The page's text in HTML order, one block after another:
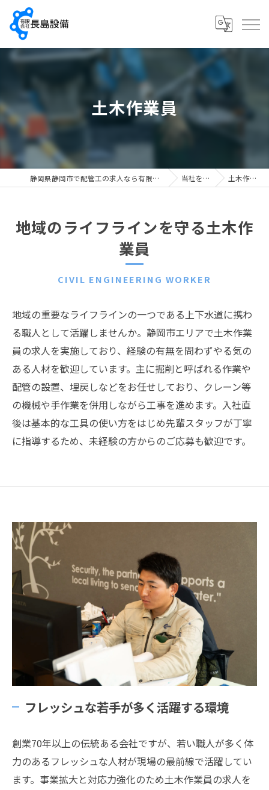
土木作業員
静岡県静岡市で配管工の求人なら有限会社長島設備 当社を知る 土木作業員
地域のライフラインを守る土木作
業員
CIVIL ENGINEERING WORKER
地域の重要なライフラインの一つである上下水道に携わ
る職人として活躍しませんか。静岡市エリアで土木作業
員の求人を実施しており、経験の有無を問わずやる気の
ある人材を歓迎しています。主に掘削と呼ばれる作業や
配管の設置、埋戻しなどをお任せしており、クレーン等
の機械や手作業を併用しながら工事を進めます。入社直
後は基本的な工具の使い方をはじめ先輩スタッフが丁寧
に指導するため、未経験の方からのご応募も歓迎です。
フレッシュな若手が多く活躍する環境
創業70年以上の伝統ある会社ですが、若い職人が多く体
力のあるフレッシュな人材が現場の最前線で活躍してい
ます。事業拡大と対応力強化のため土木作業員の求人を